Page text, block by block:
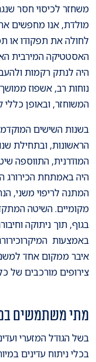
משחזר לכיסוי חסר
מולדת, אנו מחפשים
לחולה את תפקודו או
האסטטיקה המירבית
היה לנתק רקמות
נוחות רב, אשפוז
המשוחזר, ובאופן כללי
בשנות השישים
הראשונות, ובתחילת
המודרנית, התווספה
היה באמתחת הכירורג
המתנה לריפוי משני,
מקומיים. השיטה
בגוף, תוך ניתוקה
באמצעות
איבר ממקום אחד
צירופים מורכבים של
מתי משתמשים
בשל הגודל המזערי
בכלי ניתוח עדינים